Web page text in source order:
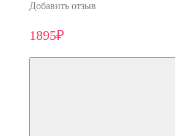
Добавить отзыв
1895₽